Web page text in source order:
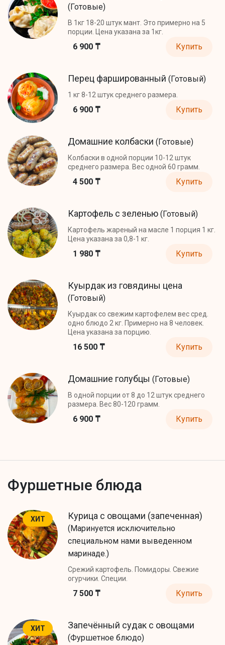
(Готовые)
В 1кг 18-20 штук мант. Это примерно на 5
порции. Цена указана за 1кг.
6 900 ₸ Купить
Перец фаршированный (Готовый)
1 кг 8-12 штук среднего размера.
6 900 ₸ Купить
Домашние колбаски (Готовые)
Колбаски в одной порции 10-12 штук
среднего размера. Вес одной 60 грамм.
4 500 ₸ Купить
Картофель с зеленью (Готовый)
Картофель жареный на масле 1 порция 1 кг.
Цена указана за 0,8-1 кг.
1 980 ₸ Купить
Куырдак из говядины цена
(Готовый)
Куырдак со свежим картофелем вес сред.
одно блюдо 2 кг. Примерно на 8 человек.
Цена указана за порцию.
16 500 ₸ Купить
Домашние голубцы (Готовые)
В одной порции от 8 до 12 штук среднего
размера. Вес 80-120 грамм.
6 900 ₸ Купить
Фуршетные блюда
ХИТ Курица с овощами (запеченная)
(Маринуется исключительно
специальном нами выведенном
маринаде.)
Срежий картофель. Помидоры. Свежие
огурчики. Специи.
7 500 ₸ Купить
ХИТ Запечённый судак с овощами
(Фуршетное блюдо)